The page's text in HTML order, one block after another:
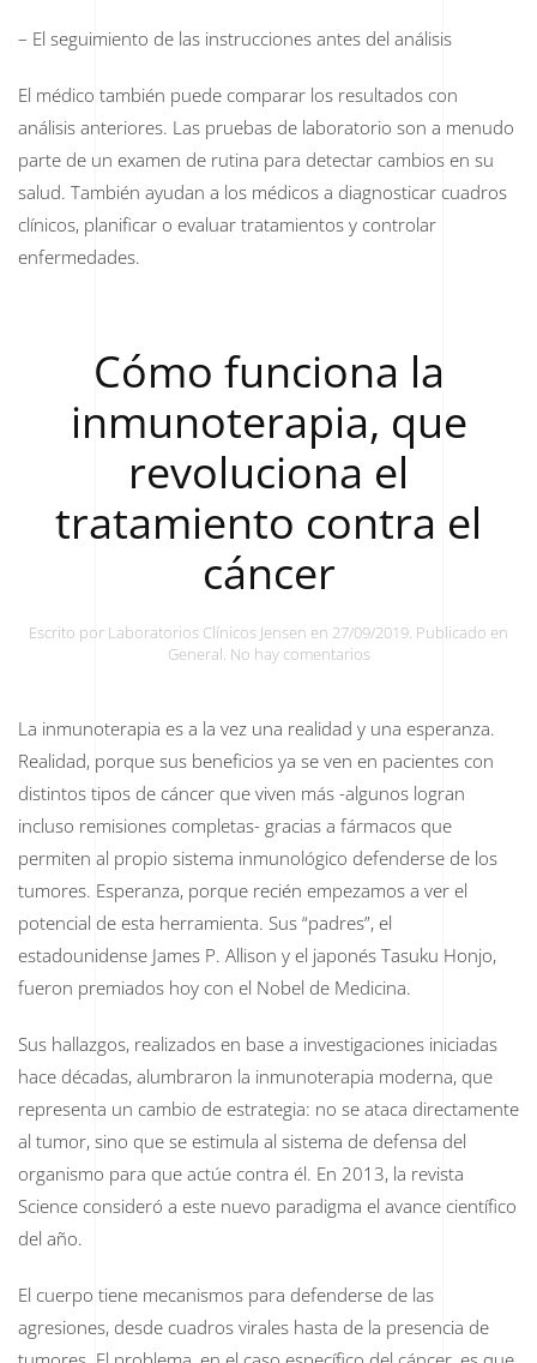
– El seguimiento de las instrucciones antes del análisis
El médico también puede comparar los resultados con
análisis anteriores. Las pruebas de laboratorio son a menudo
parte de un examen de rutina para detectar cambios en su
salud. También ayudan a los médicos a diagnosticar cuadros
clínicos, planificar o evaluar tratamientos y controlar
enfermedades.
Cómo funciona la
inmunoterapia, que
revoluciona el
tratamiento contra el
cáncer
Escrito por Laboratorios Clínicos Jensen en 27/09/2019. Publicado en
General. No hay comentariosen
inmunoterapia,
que
revoluciona
el
tratamiento
contra
el
cáncer
La inmunoterapia es a la vez una realidad y una esperanza.
Realidad, porque sus beneficios ya se ven en pacientes con
distintos tipos de cáncer que viven más -algunos logran
incluso remisiones completas- gracias a fármacos que
permiten al propio sistema inmunológico defenderse de los
tumores. Esperanza, porque recién empezamos a ver el
potencial de esta herramienta. Sus “padres”, el
estadounidense James P. Allison y el japonés Tasuku Honjo,
fueron premiados hoy con el Nobel de Medicina.
Sus hallazgos, realizados en base a investigaciones iniciadas
hace décadas, alumbraron la inmunoterapia moderna, que
representa un cambio de estrategia: no se ataca directamente
al tumor, sino que se estimula al sistema de defensa del
organismo para que actúe contra él. En 2013, la revista
Science consideró a este nuevo paradigma el avance científico
del año.
El cuerpo tiene mecanismos para defenderse de las
agresiones, desde cuadros virales hasta de la presencia de